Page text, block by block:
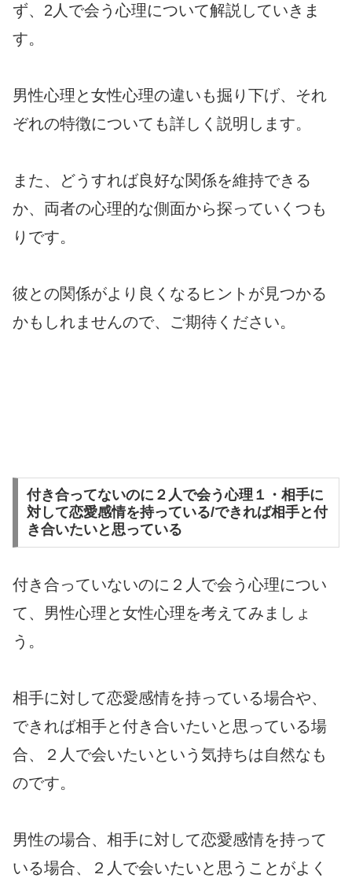
ず、2人で会う心理について解説していきま
す。
男性心理と女性心理の違いも掘り下げ、それ
ぞれの特徴についても詳しく説明します。
また、どうすれば良好な関係を維持できる
か、両者の心理的な側面から探っていくつも
りです。
彼との関係がより良くなるヒントが見つかる
かもしれませんので、ご期待ください。
付き合ってないのに２人で会う心理１・相手に
対して恋愛感情を持っている/できれば相手と付
き合いたいと思っている
付き合っていないのに２人で会う心理につい
て、男性心理と女性心理を考えてみましょ
う。
相手に対して恋愛感情を持っている場合や、
できれば相手と付き合いたいと思っている場
合、２人で会いたいという気持ちは自然なも
のです。
男性の場合、相手に対して恋愛感情を持って
いる場合、２人で会いたいと思うことがよく